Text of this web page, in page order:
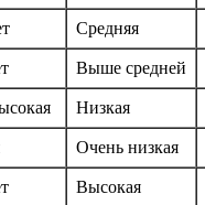
Средняя
Выше средней
Низкая
Очень низкая
Высокая